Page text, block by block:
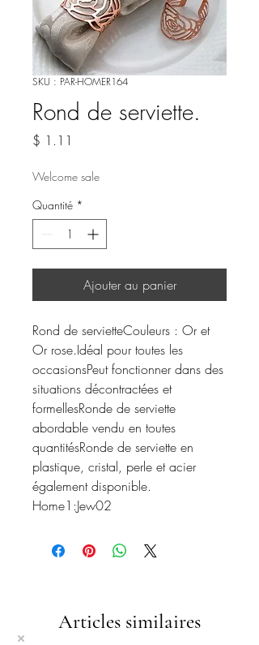
SKU : PAR-HOMER164
Rond de serviette.
$ 1.11
Welcome sale
Quantité *
Ajouter au panier
Rond de servietteCouleurs : Or et
Or rose.Idéal pour toutes les
occasionsPeut fonctionner dans des
situations décontractées et
formellesRonde de serviette
abordable vendu en toutes
quantitésRonde de serviette en
plastique, cristal, perle et acier
également disponible.
Home1:Jew02
Articles similaires